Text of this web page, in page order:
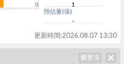
0
1
預估量(張)
-
更新時間:2026.08.07 13:30